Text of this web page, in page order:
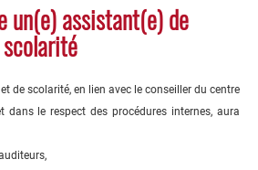
un(e) assistant(e) de
de scolarité, en lien avec le conseiller du centre
dans le respect des procédures internes, aura